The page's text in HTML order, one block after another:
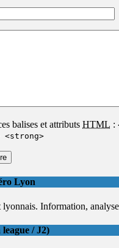
balises et attributs HTML :
Lyon
Information,
/ J2)